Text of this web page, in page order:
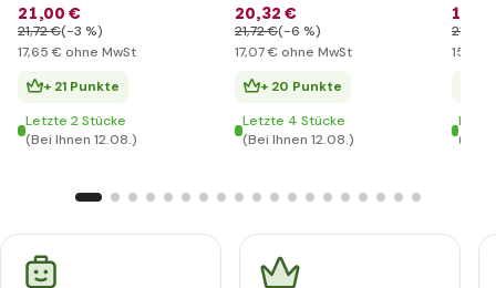
21,00 €
21,72 €(-3 %)
17,65 € ohne MwSt
+ 21 Punkte
Letzte 2 Stücke
(Bei Ihnen 12.08.)
20,32 €
21,72 €(-6 %)
17,07 € ohne MwSt
+ 20 Punkte
Letzte 4 Stücke
(Bei Ihnen 12.08.)
18
21
15
(Bei